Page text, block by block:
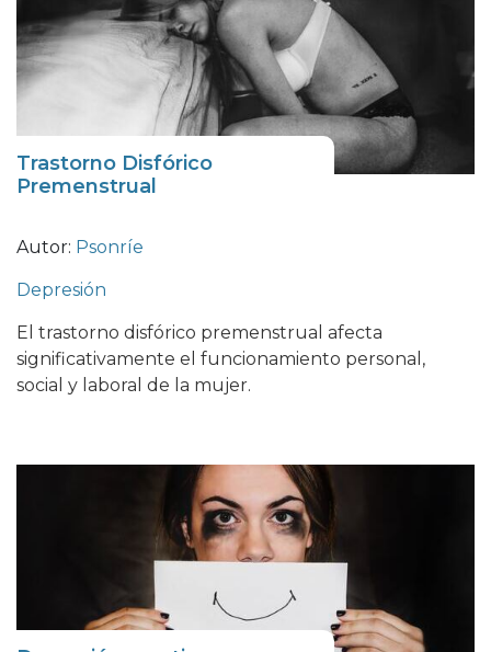
Trastorno Disfórico
Premenstrual
Autor: Psonríe
Depresión
El trastorno disfórico premenstrual afecta
significativamente el funcionamiento personal,
social y laboral de la mujer.